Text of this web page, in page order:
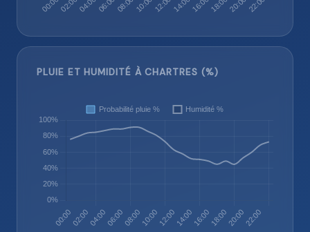
PLUIE ET HUMIDITÉ À CHARTRES (%)